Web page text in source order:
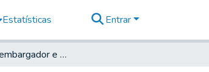
Estatísticas Entrar
Para o Dezembargador e Ouvidor Geral Joaquim Jozé de Almeida